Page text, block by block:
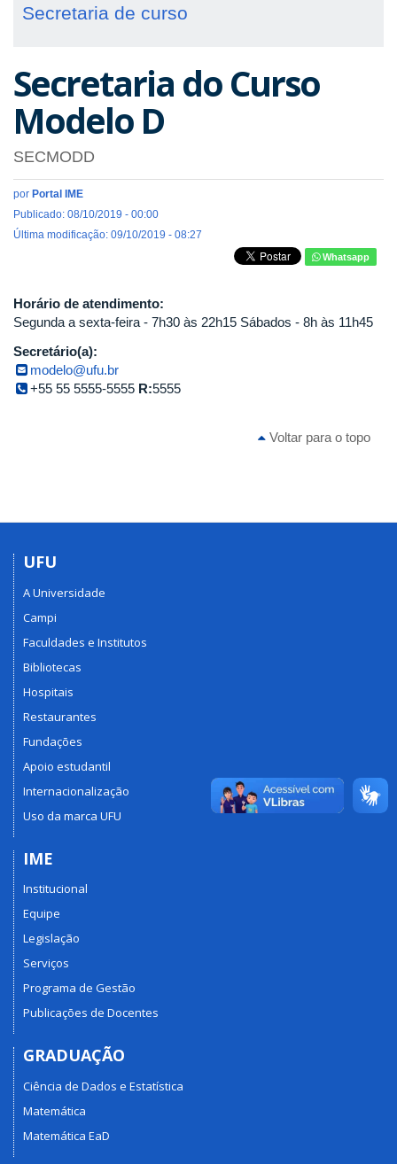
Secretaria de curso
Secretaria do Curso
Modelo D
SECMODD
por Portal IME
Publicado: 08/10/2019 - 00:00
Última modificação: 09/10/2019 - 08:27
Whatsapp
Horário de atendimento:
Segunda a sexta-feira - 7h30 às 22h15 Sábados - 8h às 11h45
Secretário(a):
modelo@ufu.br
+55 55 5555-5555 R:5555
Voltar para o topo
UFU
A Universidade
Campi
Faculdades e Institutos
Bibliotecas
Hospitais
Restaurantes
Fundações
Apoio estudantil
Internacionalização
Uso da marca UFU
IME
Institucional
Equipe
Legislação
Serviços
Programa de Gestão
Publicações de Docentes
GRADUAÇÃO
Ciência de Dados e Estatística
Matemática
Matemática EaD